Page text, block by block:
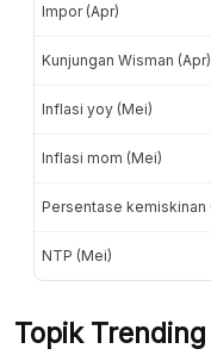
Impor (Apr)
Kunjungan Wisman (Apr)
Inflasi yoy (Mei)
Inflasi mom (Mei)
Persentase kemiskinan
NTP (Mei)
Topik Trending